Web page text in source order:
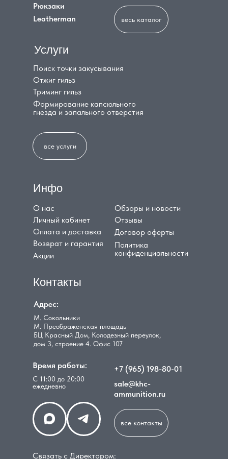
Инфо
Контакты
Рюкзаки
Leatherman
О нас
Личный кабинет
Оплата и доставка
Возврат и гарантия
Акции
Обзоры и новости
Отзывы
Договор оферты
Адрес:
М. Сокольники
М. Преображенская площадь
БЦ Красный Дом, Колодезный переулок,
дом 3, строение 4. Офис 107
Время работы:
С 11:00 до 20:00
ежедневно
Связать с Директором:
+7 (965) 198-80-01
sale@khc-
ammunition.ru
Поиск точки закусывания
Услуги
Отжиг гильз
Триминг гильз
Формирование капсюльного
гнезда и запального отверстия
весь каталог
все услуги
все контакты
Политика
конфиденциальности